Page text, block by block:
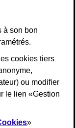
à son bon
cookies tiers
ou modifier
le lien «Gestion
»